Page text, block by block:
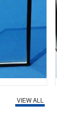
VIEW ALL